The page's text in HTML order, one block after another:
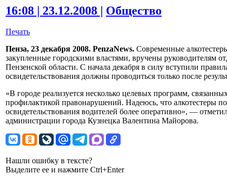
16:08 | 23.12.2008 | Общество
Печать
Пенза, 23 декабря 2008. PenzaNews. Современные
закупленные городскими властями, вручены руководителям
Пензенской области. С начала декабря в силу вступили
освидетельствования должны проводиться только после
«В городе реализуется несколько целевых программ,
профилактикой правонарушений. Надеюсь, что алкотестеры
освидетельствования водителей более оперативно», —
администрации города Кузнецка Валентина Майорова.
Нашли ошибку в тексте?
Выделите ее и нажмите Ctrl+Enter